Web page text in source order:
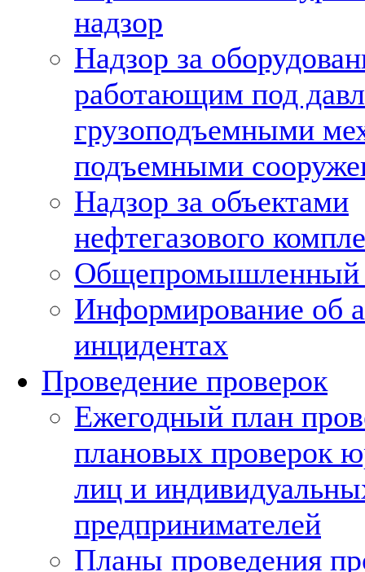
надзор
Надзор за
работающим под
грузоподъемными
подъемными
Надзор за объектами
нефтегазового
Общепромышленный
Информирование об
инцидентах
Проведение проверок
Ежегодный план
плановых проверок
лиц и
предпринимателей
Планы проведения